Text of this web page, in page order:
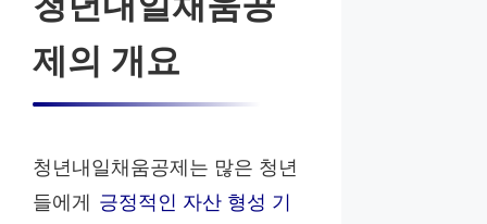
제의 개요
청년내일채움공제는 많은 청년
들에게 긍정적인 자산 형성 기